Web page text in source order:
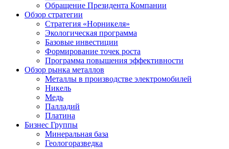
Обращение Президента Компании
Обзор стратегии
Стратегия «Норникеля»
Экологическая программа
Базовые инвестиции
Формирование точек роста
Программа повышения эффективности
Обзор рынка металлов
Металлы в производстве электромобилей
Никель
Медь
Палладий
Платина
Бизнес Группы
Минеральная база
Геологоразведка